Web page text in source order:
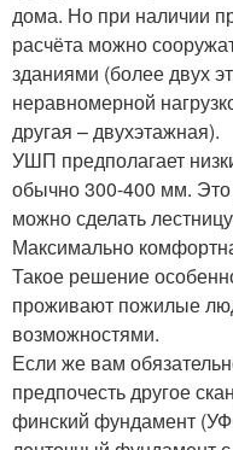
дома. Но при наличии
расчёта можно
зданиями (более двух
неравномерной
другая – двухэтажная).
УШП предполагает
обычно 300-400 мм.
можно сделать
Максимально
Такое решение
проживают пожилые
возможностями.
Если же вам
предпочесть другое
финский фундамент